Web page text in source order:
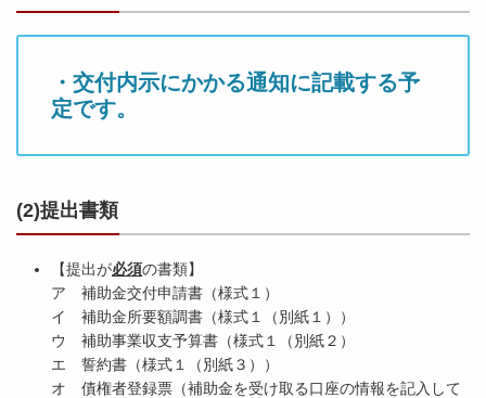
・交付内示にかかる通知に記載する予
定です。
(2)提出書類
【提出が必須の書類】
ア 補助金交付申請書（様式１）
イ 補助金所要額調書（様式１（別紙１））
ウ 補助事業収支予算書（様式１（別紙２）
エ 誓約書（様式１（別紙３））
オ 債権者登録票（補助金を受け取る口座の情報を記入して